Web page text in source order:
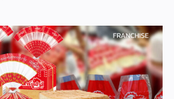
รเรียนของลูกหลานเสมอ และ
นไชส์การศึกษาที่เข้ามาตอบ
รยอมรับว่าติด 1 ใน 10 กวดวิชาที่
ำคัญคืองบลงทุนเริ่มต้นเพียง
บบมืออาชีพให้ฟรี ทำให้ผู้ที่ไม่มี